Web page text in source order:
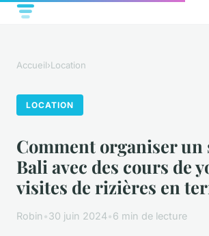
Accueil›Location
LOCATION
Comment organiser un
Bali avec des cours de
visites de rizières en
Robin •30 juin 2024•6 min de lecture